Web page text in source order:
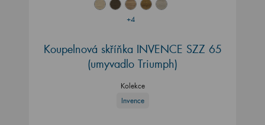
+4
Koupelnová skříňka INVENCE SZZ 65
(umyvadlo Triumph)
Kolekce
Invence